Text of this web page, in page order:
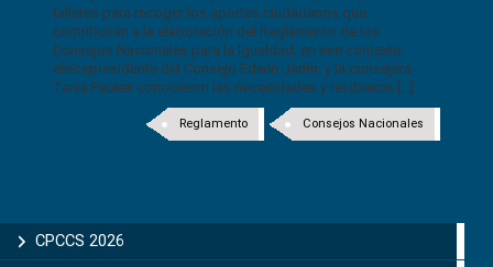
talleres para recoger los aportes ciudadanos que
contribuirán a la elaboración del Reglamento de los
Consejos Nacionales para la Igualdad; en ese contexto
elvicepresidente del Consejo Edwin Jarrín, y la consejera
Tania Pauker conocieron las necesidades y recibieron [...]
Consejos Nacionales
Reglamento
CPCCS 2026